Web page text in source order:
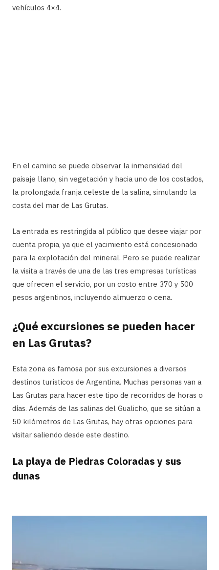
vehículos 4×4.
En el camino se puede observar la inmensidad del
paisaje llano, sin vegetación y hacia uno de los costados,
la prolongada franja celeste de la salina, simulando la
costa del mar de Las Grutas.
La entrada es restringida al público que desee viajar por
cuenta propia, ya que el yacimiento está concesionado
para la explotación del mineral. Pero se puede realizar
la visita a través de una de las tres empresas turísticas
que ofrecen el servicio, por un costo entre 370 y 500
pesos argentinos, incluyendo almuerzo o cena.
¿Qué excursiones se pueden hacer
en Las Grutas?
Esta zona es famosa por sus excursiones a diversos
destinos turísticos de Argentina. Muchas personas van a
Las Grutas para hacer este tipo de recorridos de horas o
días. Además de las salinas del Gualicho, que se sitúan a
50 kilómetros de Las Grutas, hay otras opciones para
visitar saliendo desde este destino.
La playa de Piedras Coloradas y sus
dunas